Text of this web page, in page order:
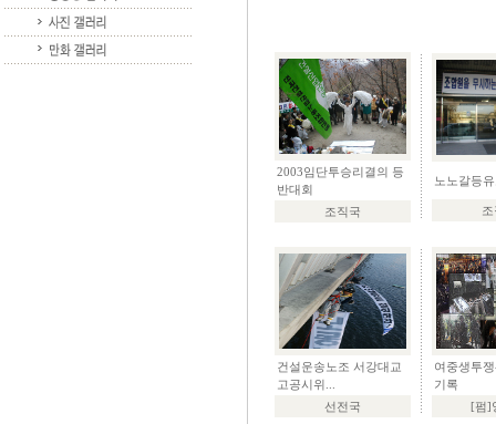
2003임단투승리결의 등
반대회
조직국
노노갈등
건설운송노조 서강대교
고공시위...
선전국
여중생투
기록
[펌]